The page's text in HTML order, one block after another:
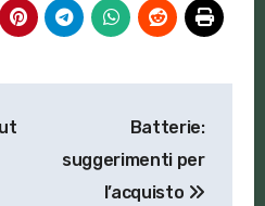
Batterie:
suggerimenti per
l’acquisto